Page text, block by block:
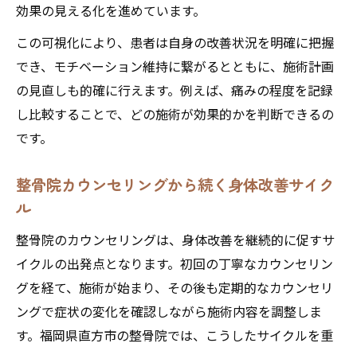
効果の見える化を進めています。
この可視化により、患者は自身の改善状況を明確に把握
でき、モチベーション維持に繋がるとともに、施術計画
の見直しも的確に行えます。例えば、痛みの程度を記録
し比較することで、どの施術が効果的かを判断できるの
です。
整骨院カウンセリングから続く身体改善サイク
ル
整骨院のカウンセリングは、身体改善を継続的に促すサ
イクルの出発点となります。初回の丁寧なカウンセリン
グを経て、施術が始まり、その後も定期的なカウンセリ
ングで症状の変化を確認しながら施術内容を調整しま
す。福岡県直方市の整骨院では、こうしたサイクルを重